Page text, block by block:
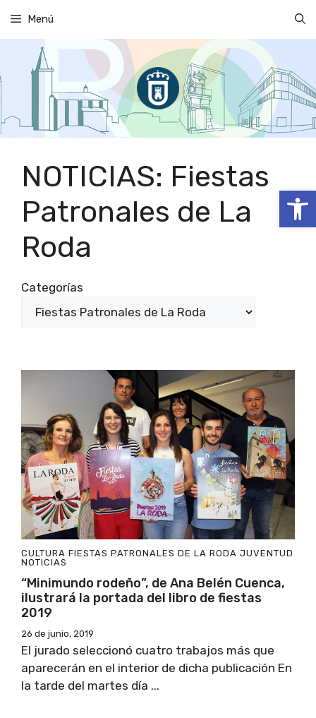
Abrir
contenido
Menú
NOTICIAS: Fiestas
Patronales de La
Roda
Categorías
CULTURA FIESTAS PATRONALES DE LA RODA JUVENTUD
NOTICIAS
“Minimundo rodeño”, de Ana Belén Cuenca,
ilustrará la portada del libro de fiestas
2019
26 de junio, 2019
El jurado seleccionó cuatro trabajos más que
aparecerán en el interior de dicha publicación En
la tarde del martes día ...